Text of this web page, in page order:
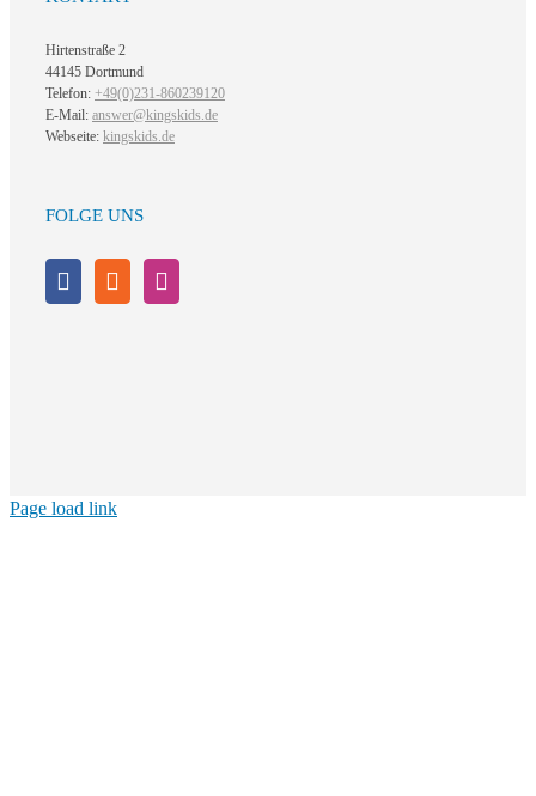
Hirtenstraße 2
44145 Dortmund
Telefon: +49(0)231-860239120
E-Mail: answer@kingskids.de
Webseite: kingskids.de
FOLGE UNS
Page load link